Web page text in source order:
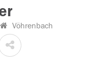
Vöhrenbach